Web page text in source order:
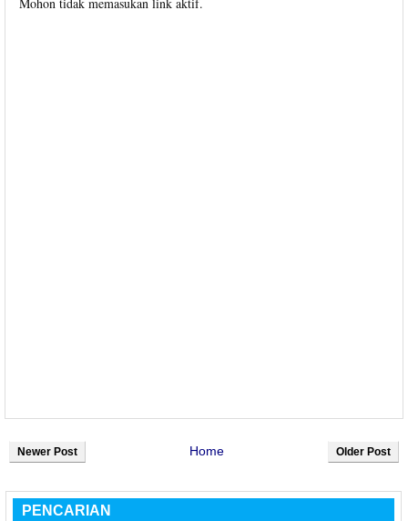
Newer Post Older Post
Home
PENCARIAN